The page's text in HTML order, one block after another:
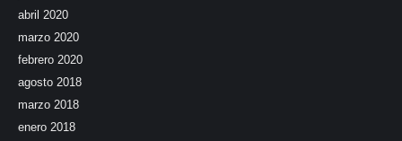
abril 2020
marzo 2020
febrero 2020
agosto 2018
marzo 2018
enero 2018